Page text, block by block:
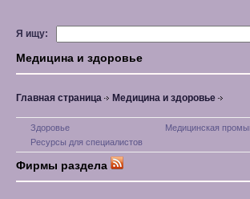
Я ищу:
Медицина и здоровье
Главная страница Медицина и здоровье
Здоровье Медицинская
Ресурсы для специалистов
Фирмы раздела